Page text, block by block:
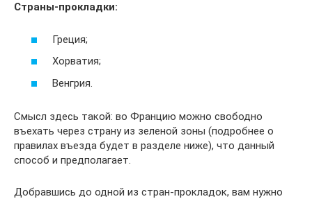
Страны-прокладки:
Греция;
Хорватия;
Венгрия.
Смысл здесь такой: во Францию можно свободно
въехать через страну из зеленой зоны (подробнее о
правилах въезда будет в разделе ниже), что данный
способ и предполагает.
Добравшись до одной из стран-прокладок, вам нужно